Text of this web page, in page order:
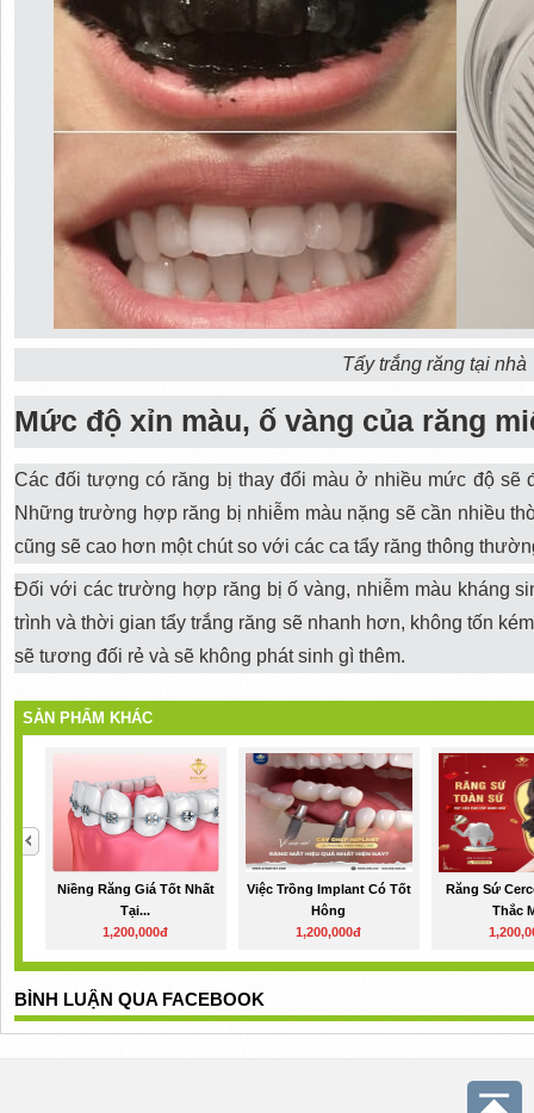
Tẩy trắng răng tại nhà
Mức độ xỉn màu, ố vàng của răng
Các đối tượng có răng bị thay đổi màu ở nhiều mức độ sẽ
Những trường hợp răng bị nhiễm màu nặng sẽ cần nhiều
cũng sẽ cao hơn một chút so với các ca tẩy răng thông
Đối với các trường hợp răng bị ố vàng, nhiễm màu kháng
trình và thời gian tẩy trắng răng sẽ nhanh hơn, không tốn
sẽ tương đối rẻ và sẽ không phát sinh gì thêm.
SẢN PHẨM KHÁC
Niềng Răng Giá Tốt Nhất
Tại...
1,200,000đ
Việc Trồng Implant Có Tốt
Hông
1,200,000đ
Răng Sứ
Thắc
BÌNH LUẬN QUA FACEBOOK